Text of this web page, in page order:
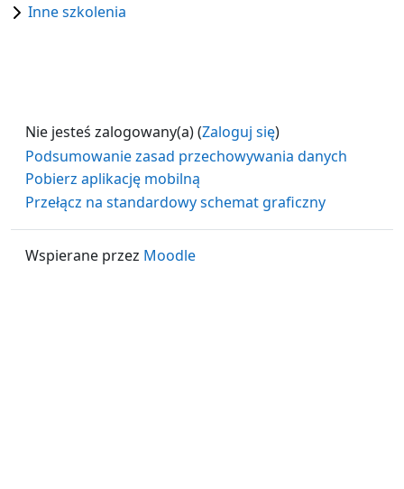
Inne szkolenia
Nie jesteś zalogowany(a) (Zaloguj się)
Podsumowanie zasad przechowywania danych
Pobierz aplikację mobilną
Przełącz na standardowy schemat graficzny
Wspierane przez Moodle